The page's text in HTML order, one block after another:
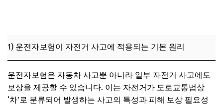
5. 자전거 뺑소니 사고 시 피해자가 취해야 할 법적 및 보험
대응 절차
1) 사고 직후 경찰 신고 및 증거 확보 절차
2) 보험사에 빠른 사고 접수 및 상담 요청
1) 운전자보험이 자전거 사고에 적용되는 기본 원리
운전자보험은 자동차 사고뿐 아니라 일부 자전거 사고에도
보상을 제공할 수 있습니다. 이는 자전거가 도로교통법상
‘차’로 분류되어 발생하는 사고의 특성과 피해 보상 필요성